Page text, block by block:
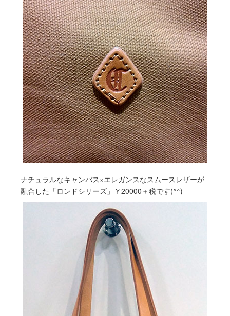
ナチュラルなキャンバス×エレガンスなスムースレザーが
融合した「ロンドシリーズ」￥20000＋税です(^^)